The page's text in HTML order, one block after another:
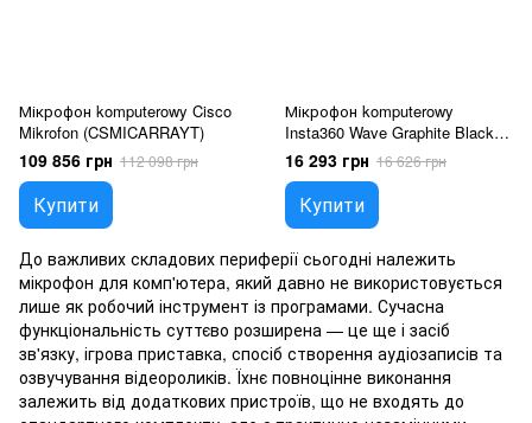
Мікрофон komputerowy Cisco
Mikrofon (CSMICARRAYT)
109 856 грн 112 098 грн
Купити
Мікрофон komputerowy
Insta360 Wave Graphite Black
(6977644763155)
16 293 грн 16 626 грн
Купити
До важливих складових периферії сьогодні належить
мікрофон для комп'ютера, який давно не використовується
лише як робочий інструмент із програмами. Сучасна
функціональність суттєво розширена — це ще і засіб
зв'язку, ігрова приставка, спосіб створення аудіозаписів та
озвучування відеороликів. Їхнє повноцінне виконання
залежить від додаткових пристроїв, що не входять до